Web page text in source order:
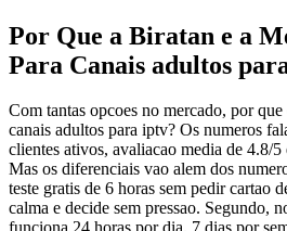
Por Que a Biratan e a
Para Canais adultos
Com tantas opcoes no mercado, por
canais adultos para iptv? Os numeros
clientes ativos, avaliacao media de 4.8/
Mas os diferenciais vao alem dos
teste gratis de 6 horas sem pedir cartao
calma e decide sem pressao. Segundo,